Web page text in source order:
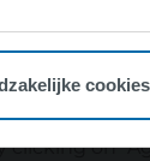
cookies
video, data is
clicking on